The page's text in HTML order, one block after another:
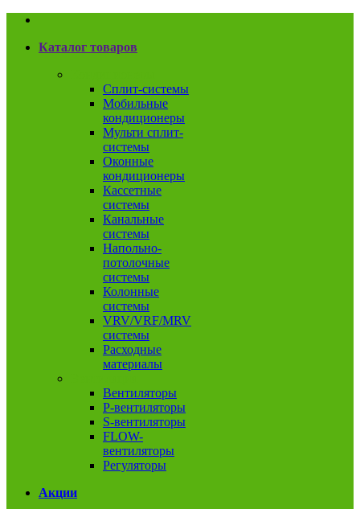
Каталог товаров
Сплит-системы
Мобильные
кондиционеры
Мульти сплит-
системы
Оконные
кондиционеры
Кассетные
системы
Канальные
системы
Напольно-
потолочные
системы
Колонные
системы
VRV/VRF/MRV
системы
Расходные
материалы
Вентиляторы
P-вентиляторы
S-вентиляторы
FLOW-
вентиляторы
Регуляторы
Акции